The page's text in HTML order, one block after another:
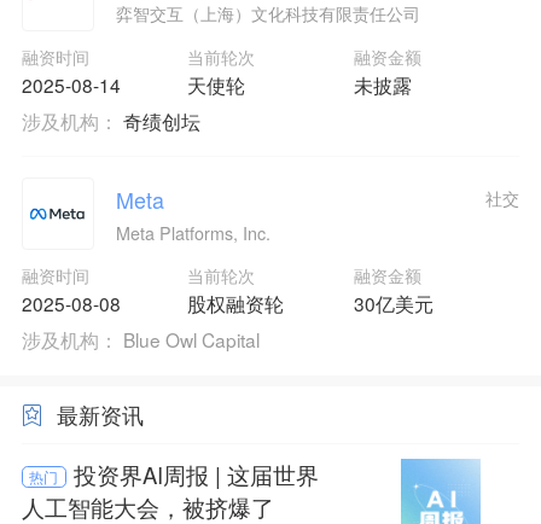
弈智交互（上海）文化科技有限责任公司
融资时间
2025-08-14
当前轮次
天使轮
融资金额
未披露
涉及机构： 奇绩创坛
Meta
Meta Platforms, Inc.
融资时间
2025-08-08
当前轮次
股权融资轮
融资金额
30亿美元
社交
涉及机构： Blue Owl Capital
最新资讯
热门
投资界AI周报 | 这届世界
人工智能大会，被挤爆了